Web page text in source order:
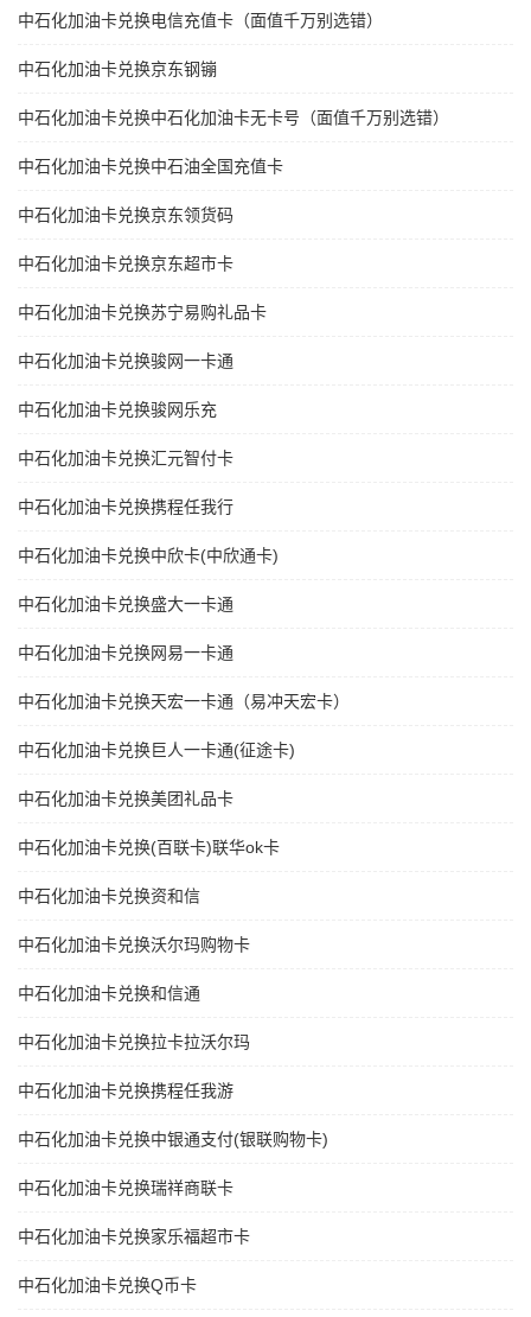
中石化加油卡兑换电信充值卡（面值千万别选错）
中石化加油卡兑换京东钢镚
中石化加油卡兑换中石化加油卡无卡号（面值千万别选错）
中石化加油卡兑换中石油全国充值卡
中石化加油卡兑换京东领货码
中石化加油卡兑换京东超市卡
中石化加油卡兑换苏宁易购礼品卡
中石化加油卡兑换骏网一卡通
中石化加油卡兑换骏网乐充
中石化加油卡兑换汇元智付卡
中石化加油卡兑换携程任我行
中石化加油卡兑换中欣卡(中欣通卡)
中石化加油卡兑换盛大一卡通
中石化加油卡兑换网易一卡通
中石化加油卡兑换天宏一卡通（易冲天宏卡）
中石化加油卡兑换巨人一卡通(征途卡)
中石化加油卡兑换美团礼品卡
中石化加油卡兑换(百联卡)联华ok卡
中石化加油卡兑换资和信
中石化加油卡兑换沃尔玛购物卡
中石化加油卡兑换和信通
中石化加油卡兑换拉卡拉沃尔玛
中石化加油卡兑换携程任我游
中石化加油卡兑换中银通支付(银联购物卡)
中石化加油卡兑换瑞祥商联卡
中石化加油卡兑换家乐福超市卡
中石化加油卡兑换Q币卡